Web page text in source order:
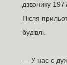
дзвонику
Після
будівлі.
— У нас є